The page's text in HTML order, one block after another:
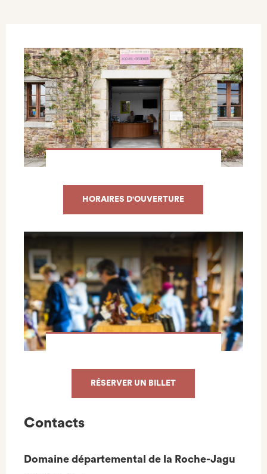
HORAIRES D'OUVERTURE
RÉSERVER UN BILLET
Contacts
Domaine départemental de la Roche-Jagu